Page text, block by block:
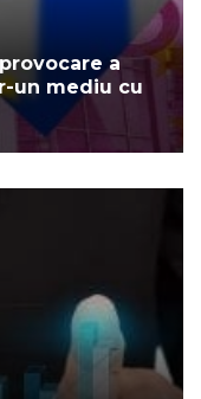
a
un mediu cu